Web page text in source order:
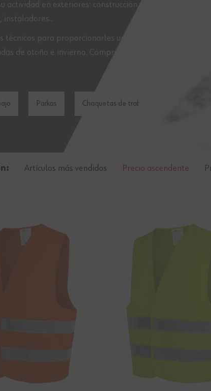
actividad en exteriores: construcción
para proporcionarles una
de otoño e invierno. Cómpralas y
Parkas Chaquetas de trabajo
Artículos más vendidos Precio ascendente